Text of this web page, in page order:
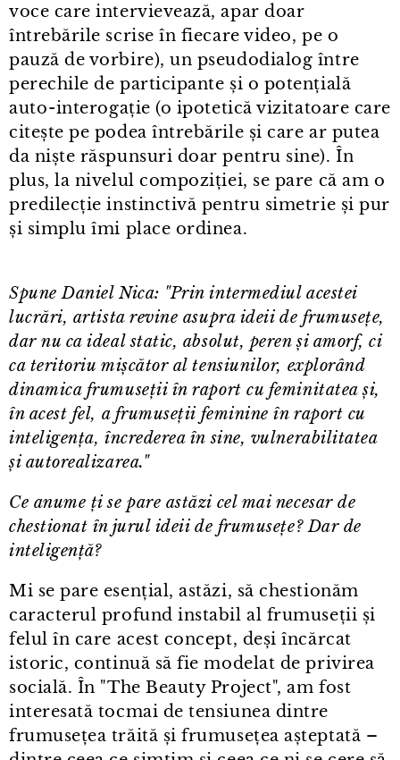
voce care intervievează, apar doar
întrebările scrise în fiecare video, pe o
pauză de vorbire), un pseudodialog între
perechile de participante și o potențială
auto⁠-⁠interogație (o ipotetică vizitatoare care
citește pe podea întrebările și care ar putea
da niște răspunsuri doar pentru sine). În
plus, la nivelul compoziției, se pare că am o
predilecție instinctivă pentru simetrie și pur
și simplu îmi place ordinea.
Spune Daniel Nica: "Prin intermediul acestei
lucrări, artista revine asupra ideii de frumusețe,
dar nu ca ideal static, absolut, peren și amorf, ci
ca teritoriu mișcător al tensiunilor, explorând
dinamica frumuseții în raport cu feminitatea și,
în acest fel, a frumuseții feminine în raport cu
inteligența, încrederea în sine, vulnerabilitatea
și autorealizarea."
Ce anume ți se pare astăzi cel mai necesar de
chestionat în jurul ideii de frumusețe? Dar de
inteligență?
Mi se pare esențial, astăzi, să chestionăm
caracterul profund instabil al frumuseții și
felul în care acest concept, deși încărcat
istoric, continuă să fie modelat de privirea
socială. În "The Beauty Project", am fost
interesată tocmai de tensiunea dintre
frumusețea trăită și frumusețea așteptată –